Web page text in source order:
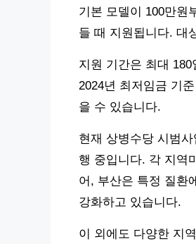
기본 모델이 100만원
들 때 지원됩니다. 대
지원 기간은 최대
2024년 최저임금 기
을 수 있습니다.
현재 상병수당 시범
행 중입니다. 각 지역
어, 부산은 특정 질환
강화하고 있습니다.
이 외에도 다양한 지